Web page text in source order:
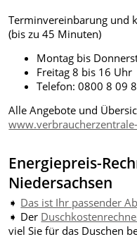
Terminvereinbarung und
(bis zu 45 Minuten)
Montag bis
Freitag 8 bis 16 Uhr
Telefon: 0800 8 09
Alle Angebote und
Energiepreis-
Niedersachsen
➧ Das ist Ihr passender
➧ Der
viel Sie für das Duschen